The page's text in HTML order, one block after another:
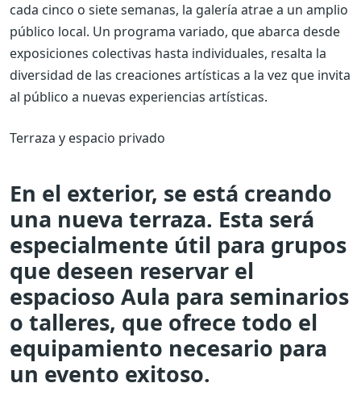
cada cinco o siete semanas, la galería atrae a un amplio
público local. Un programa variado, que abarca desde
exposiciones colectivas hasta individuales, resalta la
diversidad de las creaciones artísticas a la vez que invita
al público a nuevas experiencias artísticas.
Terraza y espacio privado
En el exterior, se está creando
una nueva terraza. Esta será
especialmente útil para grupos
que deseen reservar el
espacioso Aula para seminarios
o talleres, que ofrece todo el
equipamiento necesario para
un evento exitoso.